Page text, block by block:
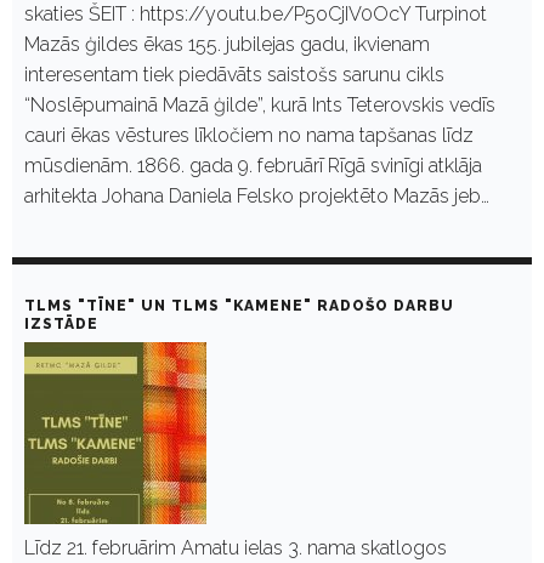
skaties ŠEIT : https://youtu.be/P5oCjIV0OcY Turpinot
Mazās ģildes ēkas 155. jubilejas gadu, ikvienam
interesentam tiek piedāvāts saistošs sarunu cikls
“Noslēpumainā Mazā ģilde”, kurā Ints Teterovskis vedīs
cauri ēkas vēstures līkločiem no nama tapšanas līdz
mūsdienām. 1866. gada 9. februārī Rīgā svinīgi atklāja
arhitekta Johana Daniela Felsko projektēto Mazās jeb…
TLMS "TĪNE" UN TLMS "KAMENE" RADOŠO DARBU
IZSTĀDE
Līdz 21. februārim Amatu ielas 3. nama skatlogos